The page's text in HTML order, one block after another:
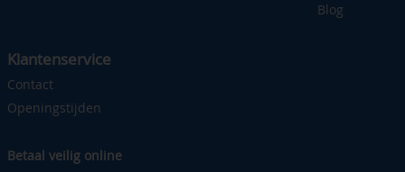
Blog
Klantenservice
Contact
Openingstijden
Betaal veilig online